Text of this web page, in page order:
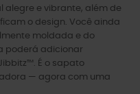
alegre e vibrante, além de
o design. Você ainda
moldada e do
poderá adicionar
É o sapato
— agora com uma